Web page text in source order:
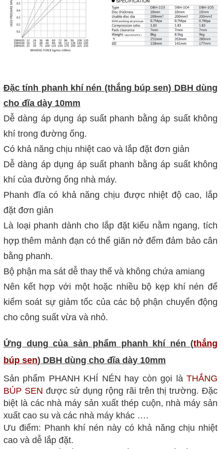
Đặc tính phanh khí nén (thắng búp sen) DBH dùng
cho đĩa dày 10mm
Dễ dàng áp dụng áp suất phanh bằng áp suất không
khí trong đường ống.
Có khả năng chịu nhiệt cao và lắp đặt đơn giản
Dễ dàng áp dụng áp suất phanh bằng áp suất không
khí của đường ống nhà máy.
Phanh đĩa có khả năng chịu được nhiệt độ cao, lắp
đặt đơn giản
Là loại phanh dành cho lắp đặt kiểu nằm ngang, tích
hợp thêm mảnh đạn có thể giãn nở đểm đảm bảo cân
bằng phanh.
Bộ phận ma sát dễ thay thế và không chứa amiang
Nên kết hợp với một hoặc nhiều bộ kẹp khí nén để
kiểm soát sự giảm tốc của các bộ phận chuyển động
cho công suất vừa và nhỏ.
Ứng dụng của sản phẩm phanh khí nén (thắng
búp sen) DBH dùng cho đĩa dày 10mm
Sản phẩm PHANH KHÍ NÉN hay còn gọi là THẮNG
BÚP SEN được sử dụng rộng rãi trên thị trường. Đặc
biệt là các nhà máy sản xuất thép cuộn, nhà máy sản
xuất cao su và các nhà máy khác ….
Ưu điểm: Phanh khí nén này có khả năng chịu nhiệt
cao và dễ lắp đặt.